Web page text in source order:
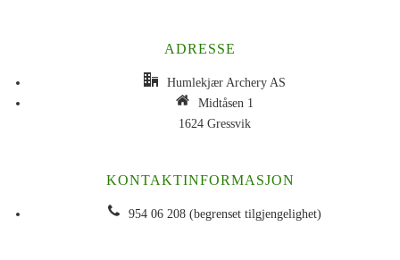
ADRESSE
Humlekjær Archery AS
Midtåsen 1
1624 Gressvik
KONTAKTINFORMASJON
954 06 208 (begrenset tilgjengelighet)